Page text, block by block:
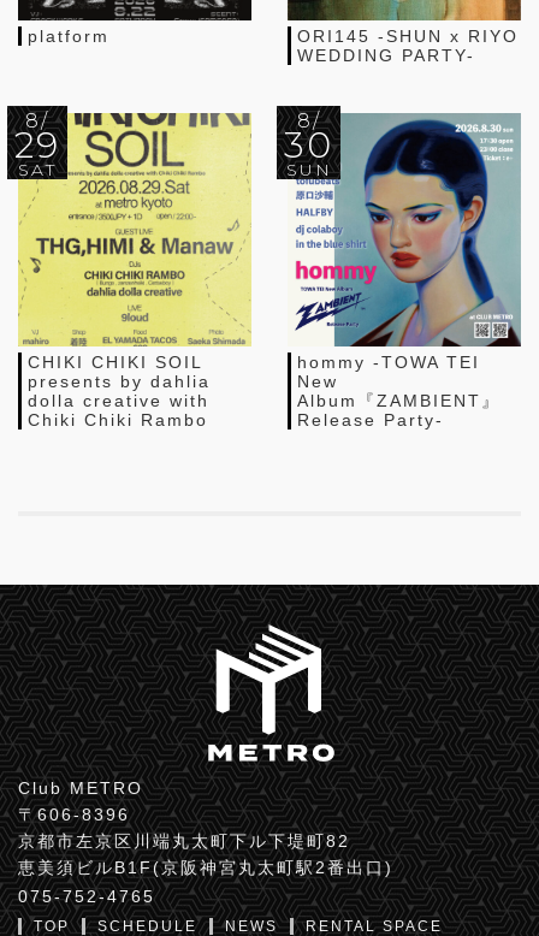
platform
ORI145 -SHUN x RIYO
WEDDING PARTY-
8/
29
SAT
CHIKI CHIKI SOIL
presents by dahlia
dolla creative with
Chiki Chiki Rambo
8/
30
SUN
hommy -TOWA TEI
New
Album『ZAMBIENT』
Release Party-
Club METRO
〒606-8396
京都市左京区川端丸太町下ル下堤町82
恵美須ビルB1F(京阪神宮丸太町駅2番出口)
075-752-4765
TOP SCHEDULE NEWS
RENTAL SPACE